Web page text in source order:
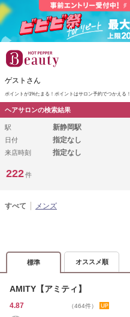
ゲストさん
ポイントが1%たまる！ ポイントはサロン予約でつかえる！
ヘアサロンの検索結果
駅 新静岡駅
日付 指定なし
来店時刻 指定なし
222件
すべて メンズ
標準 オススメ順
AMITY【アミティ】
4.87 （464件）